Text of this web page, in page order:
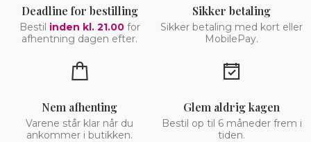
Deadline for bestilling
Bestil inden kl. 21.00for
afhentning dagen efter.
Sikker betaling
Sikker betaling med kort eller
MobilePay.
Nem afhenting
Varene står klar når du
ankommer i butikken.
Glem aldrig kagen
Bestil op til 6 måneder frem i
tiden.